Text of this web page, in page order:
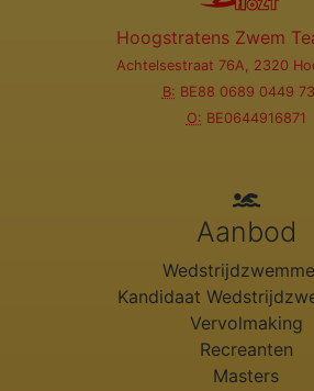
Hoogstratens Zwem
Achtelsestraat 76A, 2320
B: BE88 0689 0449
O: BE0644916871
Aanbod
Kandidaat
Vervolmaking
Recreanten
Masters